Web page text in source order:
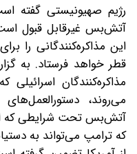
رژیم صهیونیستی گفته
آتش‌بس غیرقابل قبول
این مذاکره‌کنندگانی را
قطر خواهد فرستاد. به
مذاکره‌کنندگان
می‌روند،
آتش‌بس تحت شرایطی که
که ترامپ می‌تواند به